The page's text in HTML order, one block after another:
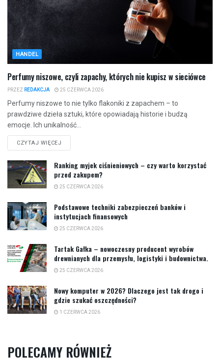
HANDEL
Perfumy niszowe, czyli zapachy, których nie kupisz w sieciówce
PRZEZ REDAKCJA 25 CZERWCA 2026
Perfumy niszowe to nie tylko flakoniki z zapachem – to
prawdziwe dzieła sztuki, które opowiadają historie i budzą
emocje. Ich unikalność...
CZYTAJ WIĘCEJ
Ranking myjek ciśnieniowych – czy warto korzystać
przed zakupem?
25 CZERWCA 2026
Podstawowe techniki zabezpieczeń banków i
instytucjach finansowych
25 CZERWCA 2026
Tartak Gałka – nowoczesny producent wyrobów
drewnianych dla przemysłu, logistyki i budownictwa.
25 CZERWCA 2026
Nowy komputer w 2026? Dlaczego jest tak drogo i
gdzie szukać oszczędności?
1 CZERWCA 2026
POLECAMY RÓWNIEŻ